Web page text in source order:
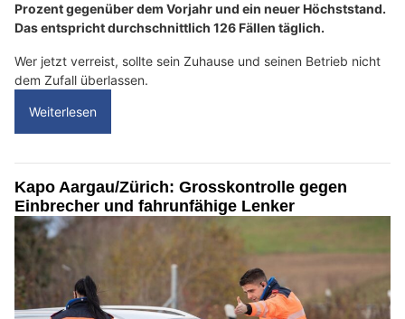
Prozent gegenüber dem Vorjahr und ein neuer Höchststand.
Das entspricht durchschnittlich 126 Fällen täglich.
Wer jetzt verreist, sollte sein Zuhause und seinen Betrieb nicht
dem Zufall überlassen.
Weiterlesen
Kapo Aargau/Zürich: Grosskontrolle gegen
Einbrecher und fahrunfähige Lenker